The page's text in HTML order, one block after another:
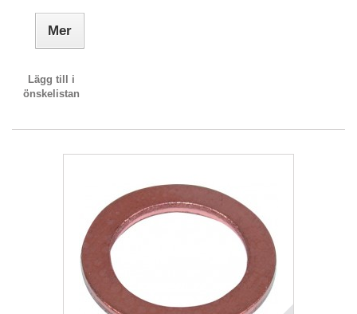
Mer
Lägg till i
önskelistan